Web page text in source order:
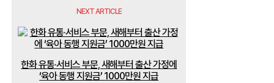
NEXT ARTICLE
한화 유통·서비스 부문, 새해부터 출산 가정에
‘육아 동행 지원금’ 1000만원 지급